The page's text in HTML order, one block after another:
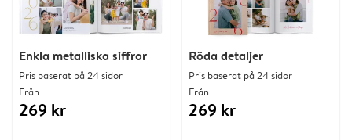
Röda detaljer
Pris baserat på 24 sidor
Från
269 kr
Enkla metalliska siffror
Pris baserat på 24 sidor
Från
269 kr